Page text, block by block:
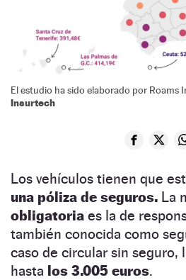
El estudio ha sido elaborado por Roams
Insurtech
Los vehículos tienen que
una póliza de seguros. La
obligatoria es la de
también conocida como
caso de circular sin seguro,
hasta los 3.005 euros.